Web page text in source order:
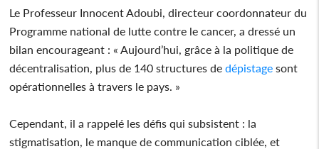
Le Professeur Innocent Adoubi, directeur coordonnateur du
Programme national de lutte contre le cancer, a dressé un
bilan encourageant : « Aujourd’hui, grâce à la politique de
décentralisation, plus de 140 structures de dépistage sont
opérationnelles à travers le pays. »
Cependant, il a rappelé les défis qui subsistent : la
stigmatisation, le manque de communication ciblée, et